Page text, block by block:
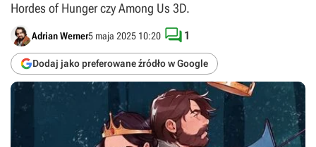
Hordes of Hunger czy Among Us 3D.
Adrian Werner5 maja 2025 10:20
Dodaj jako preferowane źródło w Google
 1